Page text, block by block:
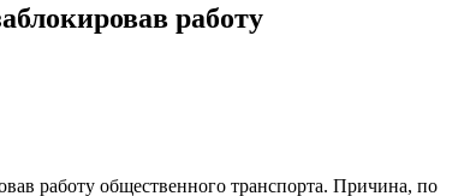
работу
работу общественного транспорта. Причина, по